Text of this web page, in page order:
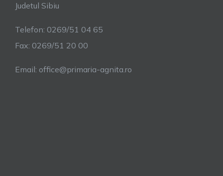
Judetul Sibiu
Telefon: 0269/51 04 65
Fax: 0269/51 20 00
Email: office@primaria-agnita.ro